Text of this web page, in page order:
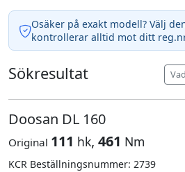
Osäker på exakt modell? Välj
kontrollerar alltid mot ditt
Sökresultat
Doosan DL 160
Original 111 hk, 461 Nm
KCR Beställningsnummer: 2739